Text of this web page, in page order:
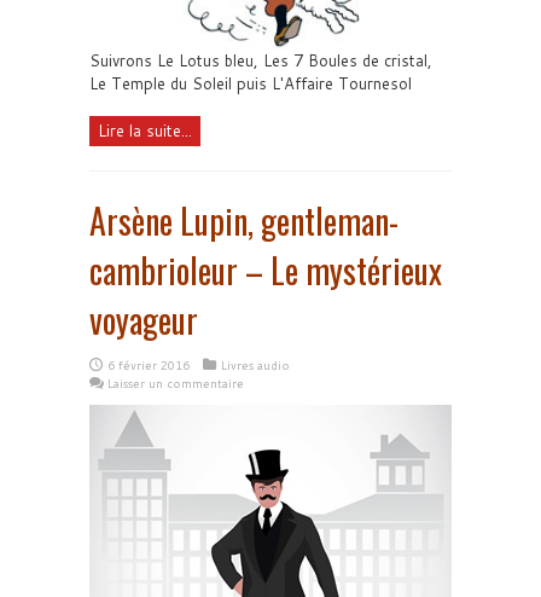
Suivrons Le Lotus bleu, Les 7 Boules de cristal,
Le Temple du Soleil puis L'Affaire Tournesol
Lire la suite...
Arsène Lupin, gentleman-
cambrioleur – Le mystérieux
voyageur
6 février 2016
Livres audio
Laisser un commentaire